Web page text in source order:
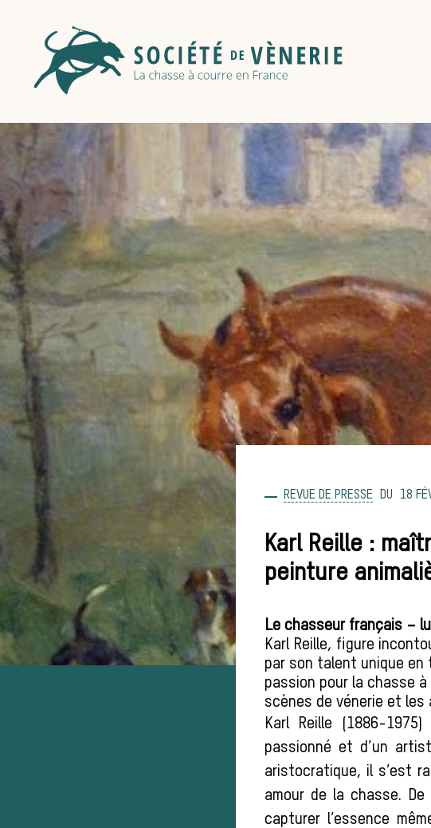
REVUE DE PRESSE 18
Karl Reille :
peinture
Le chasseur français –
Karl Reille, figure
par son talent unique en
passion pour la chasse à
scènes de vénerie et les
Karl Reille (1886-
passionné et d’un
aristocratique, il s’est
amour de la chasse.
capturer l’essence